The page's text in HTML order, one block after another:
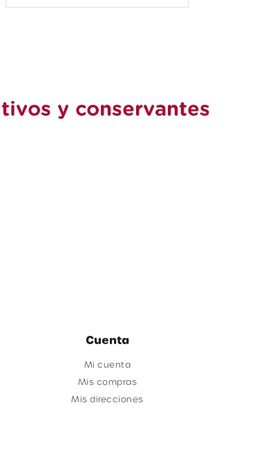
Cuenta
Mi cuenta
Mis compras
Mis direcciones